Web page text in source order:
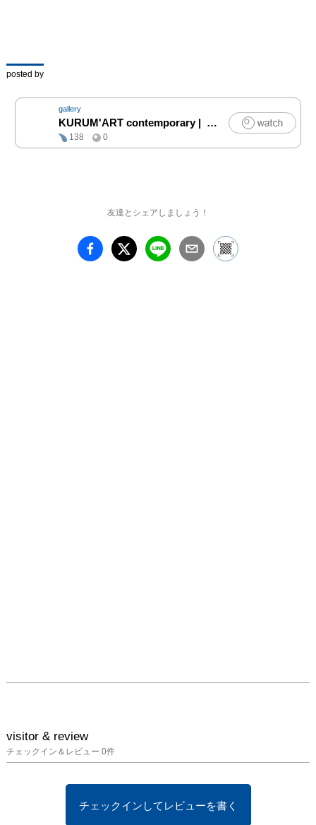
(ことわり)、あこがれは
常に。
さまざまな瞬間を捉えた
いと描いています。
毎春恒例、今年で13回目
posted by
gallery
KURUM'ART contemporary|
アート
138
0
友達とシェアしましょう！
visitor & review
チェックイン＆レビュー 0件
チェックインしてレビューを書く